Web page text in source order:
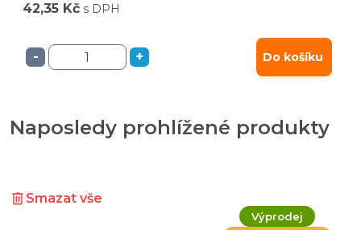
42,35 Kč s DPH
- + Do košíku
Naposledy prohlížené produkty
Smazat vše
Výprodej